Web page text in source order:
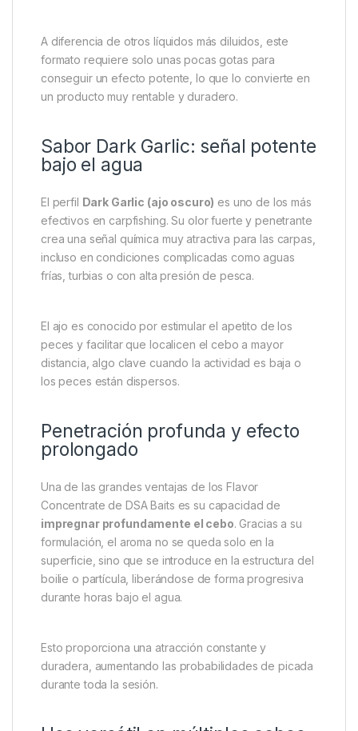
A diferencia de otros líquidos más diluidos, este
formato requiere solo unas pocas gotas para
conseguir un efecto potente, lo que lo convierte en
un producto muy rentable y duradero.
Sabor Dark Garlic: señal potente
bajo el agua
El perfil Dark Garlic (ajo oscuro) es uno de los más
efectivos en carpfishing. Su olor fuerte y penetrante
crea una señal química muy atractiva para las carpas,
incluso en condiciones complicadas como aguas
frías, turbias o con alta presión de pesca.
El ajo es conocido por estimular el apetito de los
peces y facilitar que localicen el cebo a mayor
distancia, algo clave cuando la actividad es baja o
los peces están dispersos.
Penetración profunda y efecto
prolongado
Una de las grandes ventajas de los Flavor
Concentrate de DSA Baits es su capacidad de
impregnar profundamente el cebo. Gracias a su
formulación, el aroma no se queda solo en la
superficie, sino que se introduce en la estructura del
boilie o partícula, liberándose de forma progresiva
durante horas bajo el agua.
Esto proporciona una atracción constante y
duradera, aumentando las probabilidades de picada
durante toda la sesión.